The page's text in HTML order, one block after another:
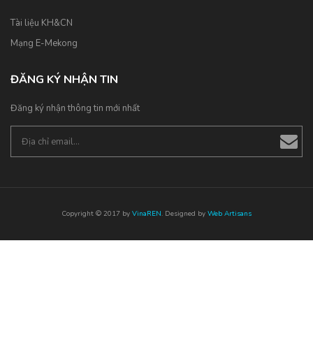
Tài liệu KH&CN
Mạng E-Mekong
ĐĂNG KÝ NHẬN TIN
Đăng ký nhận thông tin mới nhất
Copyright © 2017 by VinaREN. Designed by Web Artisans